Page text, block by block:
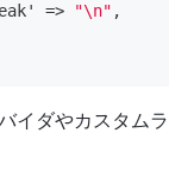
=>
"\n" ,
イダやカスタム